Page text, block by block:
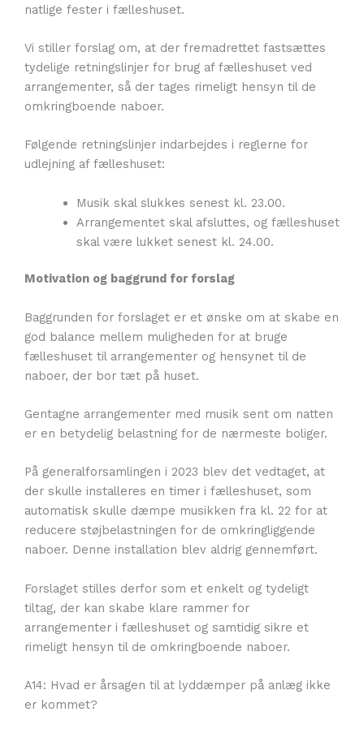
natlige fester i fælleshuset.
Vi stiller forslag om, at der fremadrettet fastsættes
tydelige retningslinjer for brug af fælleshuset ved
arrangementer, så der tages rimeligt hensyn til de
omkringboende naboer.
Følgende retningslinjer indarbejdes i reglerne for
udlejning af fælleshuset:
Musik skal slukkes senest kl. 23.00.
Arrangementet skal afsluttes, og fælleshuset
skal være lukket senest kl. 24.00.
Motivation og baggrund for forslag
Baggrunden for forslaget er et ønske om at skabe en
god balance mellem muligheden for at bruge
fælleshuset til arrangementer og hensynet til de
naboer, der bor tæt på huset.
Gentagne arrangementer med musik sent om natten
er en betydelig belastning for de nærmeste boliger.
På generalforsamlingen i 2023 blev det vedtaget, at
der skulle installeres en timer i fælleshuset, som
automatisk skulle dæmpe musikken fra kl. 22 for at
reducere støjbelastningen for de omkringliggende
naboer. Denne installation blev aldrig gennemført.
Forslaget stilles derfor som et enkelt og tydeligt
tiltag, der kan skabe klare rammer for
arrangementer i fælleshuset og samtidig sikre et
rimeligt hensyn til de omkringboende naboer.
A14: Hvad er årsagen til at lyddæmper på anlæg ikke
er kommet?